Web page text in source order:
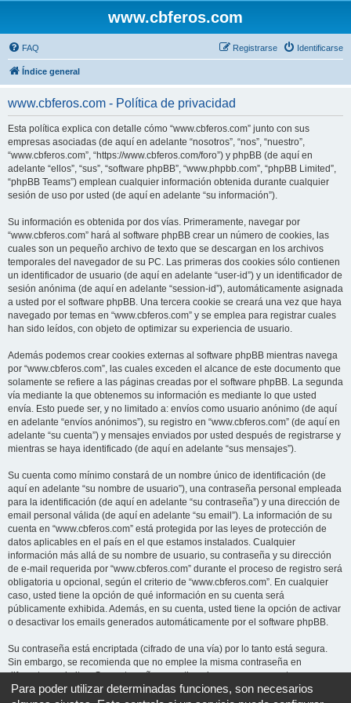
www.cbferos.com
FAQ Identificarse
Registrarse
Índice general
www.cbferos.com - Política de privacidad
Esta política explica con detalle cómo “www.cbferos.com” junto con sus
empresas asociadas (de aquí en adelante “nosotros”, “nos”, “nuestro”,
“www.cbferos.com”, “https://www.cbferos.com/foro”) y phpBB (de aquí en
adelante “ellos”, “sus”, “software phpBB”, “www.phpbb.com”, “phpBB Limited”,
“phpBB Teams”) emplean cualquier información obtenida durante cualquier
sesión de uso por usted (de aquí en adelante “su información”).
Su información es obtenida por dos vías. Primeramente, navegar por
“www.cbferos.com” hará al software phpBB crear un número de cookies, las
cuales son un pequeño archivo de texto que se descargan en los archivos
temporales del navegador de su PC. Las primeras dos cookies sólo contienen
un identificador de usuario (de aquí en adelante “user-id”) y un identificador de
sesión anónima (de aquí en adelante “session-id”), automáticamente asignada
a usted por el software phpBB. Una tercera cookie se creará una vez que haya
navegado por temas en “www.cbferos.com” y se emplea para registrar cuales
han sido leídos, con objeto de optimizar su experiencia de usuario.
Además podemos crear cookies externas al software phpBB mientras navega
por “www.cbferos.com”, las cuales exceden el alcance de este documento que
solamente se refiere a las páginas creadas por el software phpBB. La segunda
vía mediante la que obtenemos su información es mediante lo que usted
envía. Esto puede ser, y no limitado a: envíos como usuario anónimo (de aquí
en adelante “envíos anónimos”), su registro en “www.cbferos.com” (de aquí en
adelante “su cuenta”) y mensajes enviados por usted después de registrarse y
mientras se haya identificado (de aquí en adelante “sus mensajes”).
Su cuenta como mínimo constará de un nombre único de identificación (de
aquí en adelante “su nombre de usuario”), una contraseña personal empleada
para la identificación (de aquí en adelante “su contraseña”) y una dirección de
email personal válida (de aquí en adelante “su email”). La información de su
cuenta en “www.cbferos.com” está protegida por las leyes de protección de
datos aplicables en el país en el que estamos instalados. Cualquier
información más allá de su nombre de usuario, su contraseña y su dirección
de e-mail requerida por “www.cbferos.com” durante el proceso de registro será
obligatoria u opcional, según el criterio de “www.cbferos.com”. En cualquier
caso, usted tiene la opción de qué información en su cuenta será
públicamente exhibida. Además, en su cuenta, usted tiene la opción de activar
o desactivar los emails generados automáticamente por el software phpBB.
Su contraseña está encriptada (cifrado de una vía) por lo tanto está segura.
Sin embargo, se recomienda que no emplee la misma contraseña en
diferentes websites. Su contraseña garantiza el acceso a su cuenta en
“www.cbferos.com”, por favor guárdela cuidadosamente y bajo ninguna
Para poder utilizar determinadas funciones, son necesarios